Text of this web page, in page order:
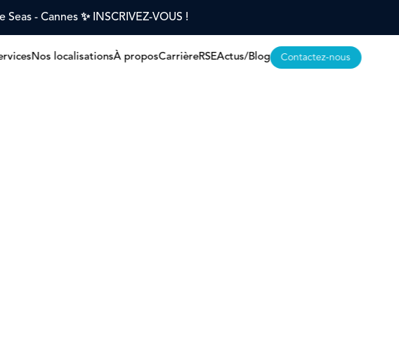
- Cannes ✨ INSCRIVEZ-VOUS !
Nos localisationsÀ proposCarrièreRSEActus/Blog Contactez-nous